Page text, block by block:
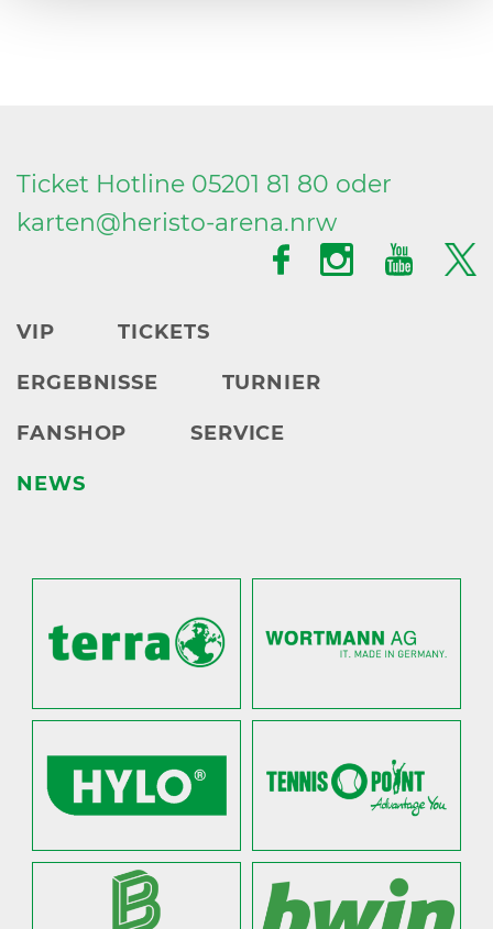
Ticket Hotline 05201 81 80 oder
karten@heristo-arena.nrw
VIP TICKETS
ERGEBNISSE TURNIER
FANSHOP SERVICE
NEWS